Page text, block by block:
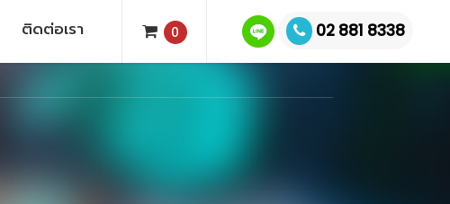
ติดต่อเรา 0 02 881 8338